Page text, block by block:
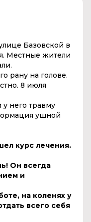
Базовской в
Местные жители
рану на голове.
8 июля
него травму
ушной
курс лечения.
Он всегда
и
на коленях у
всего себя